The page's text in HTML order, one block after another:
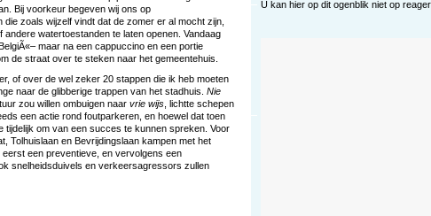
Bij voorkeur begeven wij ons op
zoals wijzelf vindt dat de zomer er al mocht zijn,
andere watertoestanden te laten openen. Vandaag
maar na een cappuccino en een portie
de straat over te steken naar het gemeentehuis.
of over de wel zeker 20 stappen die ik heb moeten
naar de glibberige trappen van het stadhuis. Nie
zou willen ombuigen naar vrie wijs , lichtte schepen
een actie rond foutparkeren, en hoewel dat toen
tijdelijk om van een succes te kunnen spreken. Voor
Tolhuislaan en Bevrijdingslaan kampen met het
een preventieve, en vervolgens een
snelheidsduivels en verkeersagressors zullen
U kan hier op dit ogenblik niet op